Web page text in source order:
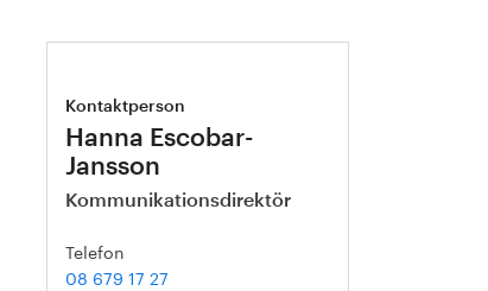
Kontaktperson
Hanna Escobar-
Jansson
Kommunikationsdirektör
Telefon
08 679 17 27